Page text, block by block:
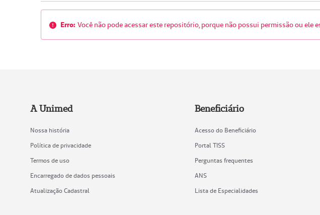
Erro: Você não pode acessar este repositório, porque não possui permissão ou ele
A Unimed
Nossa história
Política de privacidade
Termos de uso
Encarregado de dados pessoais
Atualização Cadastral
Beneficiário
Acesso do Beneficiário
Portal TISS
Perguntas frequentes
ANS
Lista de Especialidades